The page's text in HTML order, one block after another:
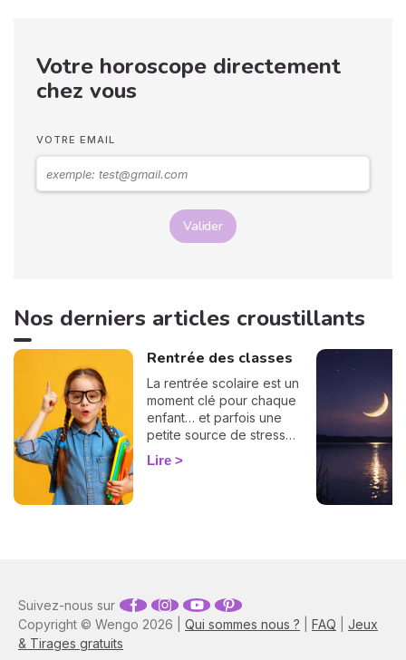
naissance, elles jouent un
rôle très important pour
Votre horoscope directement
chez vous
VOTRE EMAIL
Valider
Nos derniers articles croustillants
Rentrée des classes
La rentrée scolaire est un
moment clé pour chaque
enfant… et parfois une
petite source de stress
pour les parents ! Bonne
nouvelle : l'astrologie peut
astrologique et préparez-
vous à accompagner votre
Lire
Copyright © Wengo 2026 | Qui sommes nous ? FAQ
Jeux
& Tirages gratuits
Suivez-nous sur